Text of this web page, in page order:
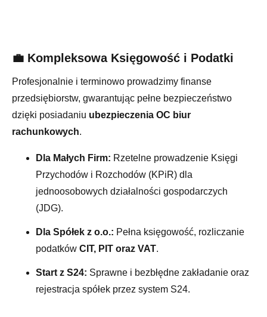
💼 Kompleksowa Księgowość i Podatki
Profesjonalnie i terminowo prowadzimy finanse
przedsiębiorstw, gwarantując pełne bezpieczeństwo
dzięki posiadaniu ubezpieczenia OC biur
rachunkowych.
Dla Małych Firm: Rzetelne prowadzenie Księgi
Przychodów i Rozchodów (KPiR) dla
jednoosobowych działalności gospodarczych
(JDG).
Dla Spółek z o.o.: Pełna księgowość, rozliczanie
podatków CIT, PIT oraz VAT.
Start z S24: Sprawne i bezbłędne zakładanie oraz
rejestracja spółek przez system S24.